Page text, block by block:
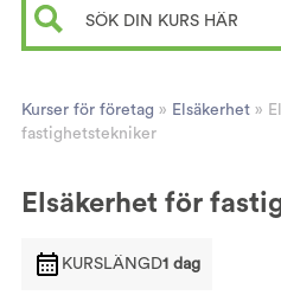
Kurser för företag » Elsäkerhet»
fastighetstekniker
Elsäkerhet för
KURSLÄNGD1 dag